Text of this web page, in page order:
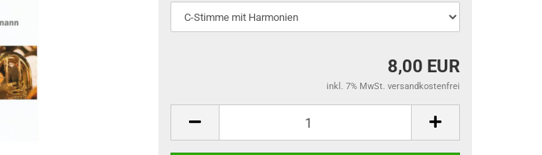
8,00 EUR
inkl. 7% MwSt. versandkostenfrei